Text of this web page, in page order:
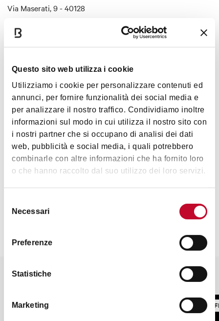
Questo sito web utilizza i cookie
Utilizziamo i cookie per personalizzare contenuti ed
annunci, per fornire funzionalità dei social media e
per analizzare il nostro traffico. Condividiamo inoltre
informazioni sul modo in cui utilizza il nostro sito con
i nostri partner che si occupano di analisi dei dati
web, pubblicità e social media, i quali potrebbero
combinarle con altre informazioni che ha fornito loro
o che hanno raccolto dal suo utilizzo dei loro servizi.
delNecessari
Preferenze
Statistiche
Marketing
Via Maserati, 9 - 40128
COME ARRIVARE
Dettagli
Accessibilità
Rampa disabili e bagno disabili
Contatti
Potrebbe interessarti anche
NIGHTLIFE